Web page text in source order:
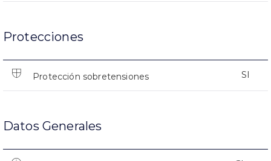
Protecciones
Protección sobretensiones SI
Datos Generales